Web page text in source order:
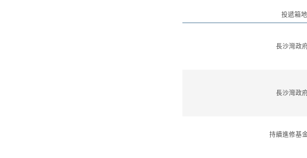
投遞箱
長沙灣政
長沙灣政
持續進修基